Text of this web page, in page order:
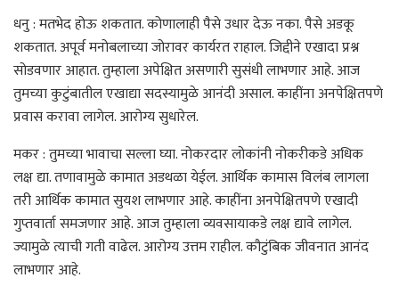
धनु : मतभेद होऊ शकतात. कोणालाही पैसे उधार देऊ नका. पैसे अडकू
शकतात. अपूर्व मनोबलाच्या जोरावर कार्यरत राहाल. जिद्दीने एखादा प्रश्न
सोडवणार आहात. तुम्हाला अपेक्षित असणारी सुसंधी लाभणार आहे. आज
तुमच्या कुटुंबातील एखाद्या सदस्यामुळे आनंदी असाल. काहींना अनपेक्षितपणे
प्रवास करावा लागेल. आरोग्य सुधारेल.
मकर : तुमच्या भावाचा सल्ला घ्या. नोकरदार लोकांनी नोकरीकडे अधिक
लक्ष द्या. तणावामुळे कामात अडथळा येईल. आर्थिक कामास विलंब लागला
तरी आर्थिक कामात सुयश लाभणार आहे. काहींना अनपेक्षितपणे एखादी
गुप्तवार्ता समजणार आहे. आज तुम्हाला व्यवसायाकडे लक्ष द्यावे लागेल.
ज्यामुळे त्याची गती वाढेल. आरोग्य उत्तम राहील. कौटुंबिक जीवनात आनंद
लाभणार आहे.